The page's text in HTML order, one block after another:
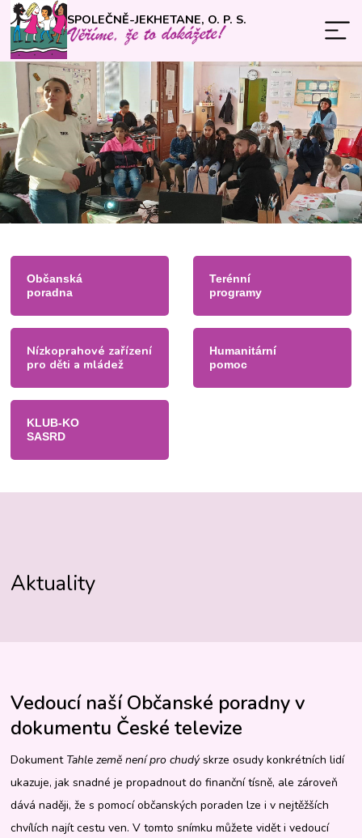
SPOLEČNĚ-JEKHETANE, O. P. S.
Občanská
poradna
Terénní
programy
Nízkoprahové zařízení
pro děti a mládež
Humanitární
pomoc
KLUB-KO
SASRD
Aktuality
Vedoucí naší Občanské poradny v
dokumentu České televize
Dokument Tahle země není pro chudýskrze osudy konkrétních lidí
ukazuje, jak snadné je propadnout do finanční tísně, ale zároveň
dává naději, že s pomocí občanských poraden lze i v nejtěžších
chvílích najít cestu ven. V tomto snímku můžete vidět i vedoucí